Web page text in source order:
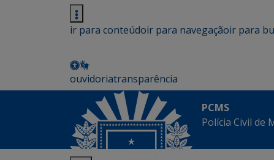
ir para conteúdoir para navegaçãoir para
ouvidoriatransparência
PCMS
Polícia Civil de